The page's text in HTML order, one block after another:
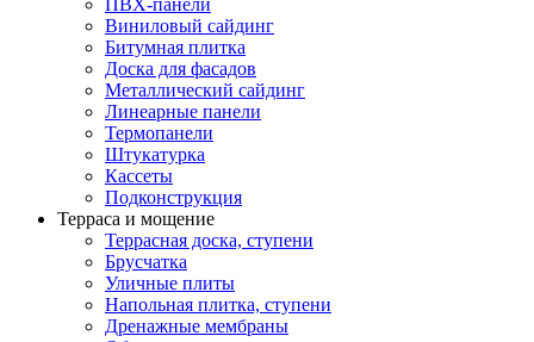
Виниловый сайдинг
Битумная плитка
Доска для фасадов
Металлический сайдинг
Линеарные панели
Термопанели
Штукатурка
Кассеты
Подконструкция
Терраса и мощение
Террасная доска, ступени
Брусчатка
Уличные плиты
Напольная плитка, ступени
Дренажные мембраны